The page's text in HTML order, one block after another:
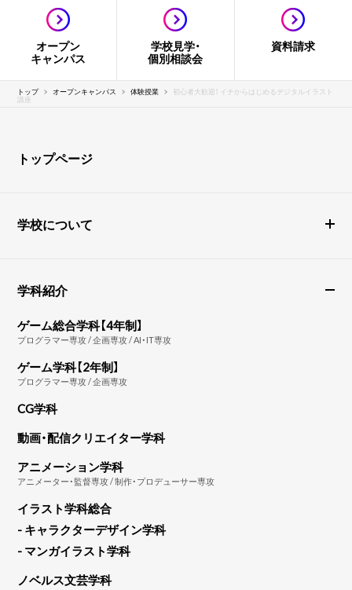
オープン
キャンパス
学校見学・
個別相談会
資料請求
トップ オープンキャンパス 体験授業 初心者大歓迎！ イチからはじめるデジタルイラスト
講座
トップページ
学校について
学科紹介
ゲーム総合学科【4年制】
プログラマー専攻 / 企画専攻 / AI・IT専攻
ゲーム学科【2年制】
プログラマー専攻 / 企画専攻
CG学科
動画・配信クリエイター学科
アニメーション学科
アニメーター・監督専攻 / 制作・プロデューサー専攻
イラスト学科総合
- キャラクターデザイン学科
- マンガイラスト学科
ノベルス文芸学科